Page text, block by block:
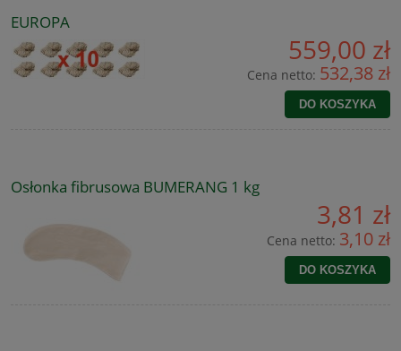
EUROPA
559,00 zł
Cena netto: 532,38 zł
DO KOSZYKA
Osłonka fibrusowa BUMERANG 1 kg
3,81 zł
Cena netto: 3,10 zł
DO KOSZYKA